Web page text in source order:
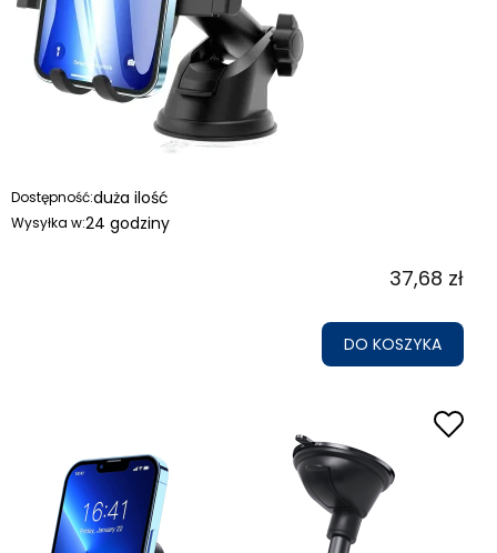
Dostępność:duża ilość
Wysyłka w:24 godziny
37,68 zł
DO KOSZYKA